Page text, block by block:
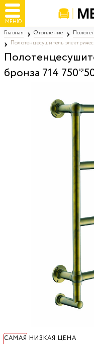
МЕНЮ
Главная Отопление
Полотенцесушитель
бронза 714
САМАЯ НИЗКАЯ ЦЕНА